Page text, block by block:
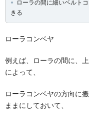
ローラの間に細いベルト
きる
ローラコンベヤ
例えば、ローラの間に、
によって、
ローラコンベヤの方向に
ままにしておいて、